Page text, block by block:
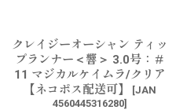
クレイジーオーシャン ティッ
プランナー＜響＞ 3.0号：＃
11 マジカルケイムラ/クリア
【ネコポス配送可】
[JAN
4560445316280]